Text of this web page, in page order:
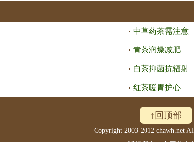
中草药茶需注意
青茶润燥减肥
白茶抑菌抗辐射
红茶暖胃护心
↑回顶部
Copyright 2003-2012 chawh.net